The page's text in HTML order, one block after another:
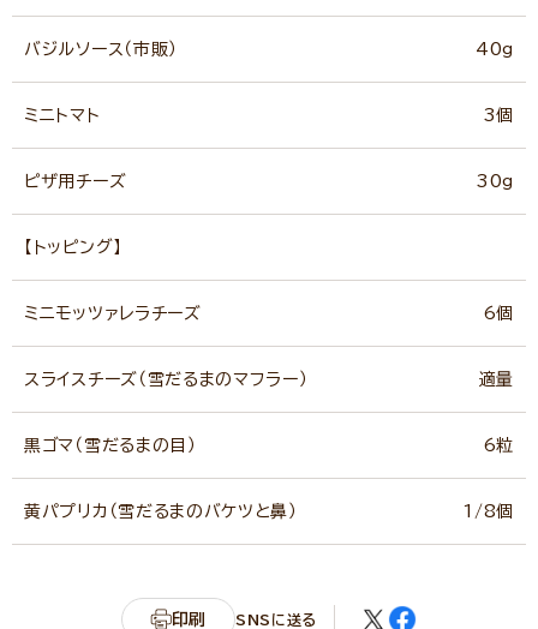
バジルソース（市販） 40g
ミニトマト 3個
ピザ用チーズ 30g
【トッピング】
ミニモッツァレラチーズ 6個
スライスチーズ（雪だるまのマフラー） 適量
黒ゴマ（雪だるまの目） 6粒
黄パプリカ（雪だるまのバケツと鼻） 1/8個
印刷 SNSに送る